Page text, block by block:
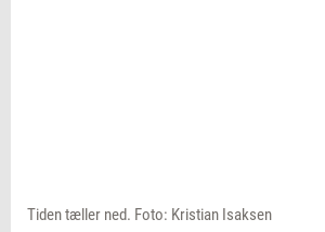
Tiden tæller ned. Foto: Kristian Isaksen